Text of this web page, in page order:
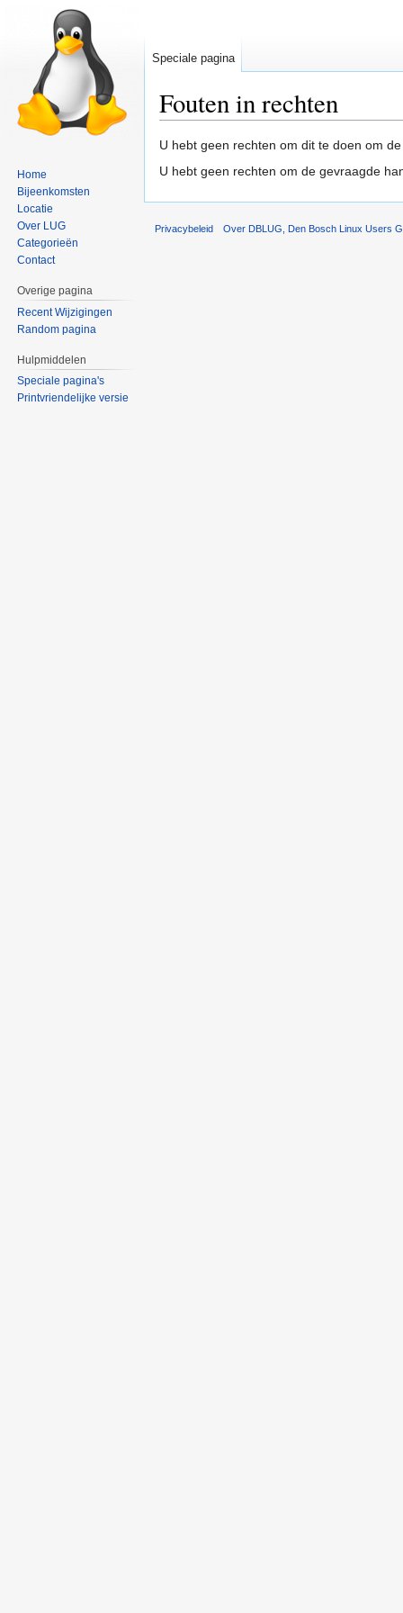
Fouten in rechten
Naar
navigatie
Naar
zoeken
U hebt geen rechten om dit te doen om
U hebt geen rechten om de gevraagde
Speciale pagina
Home
Bijeenkomsten
Locatie
Over LUG
Categorieën
Contact
Overige pagina
Recent Wijzigingen
Random pagina
Hulpmiddelen
Speciale pagina's
Printvriendelijke versie
Privacybeleid Over DBLUG, Den Bosch Linux Users